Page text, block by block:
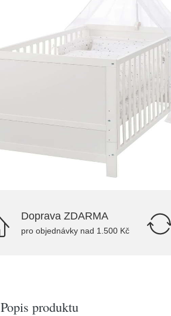
Doprava ZDARMA
pro objednávky nad 1.500 Kč
Popis produktu